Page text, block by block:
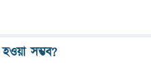
সম্ভব?